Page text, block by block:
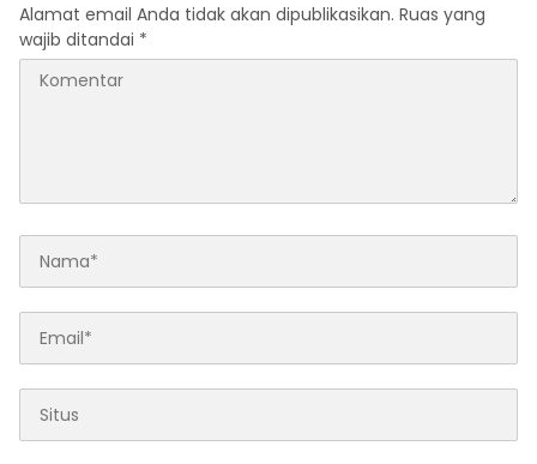
Alamat email Anda tidak akan dipublikasikan. Ruas yang
wajib ditandai *